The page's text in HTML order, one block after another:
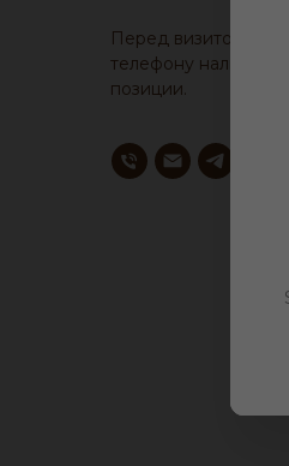
Перед визитом,
телефону наличие
позиции.